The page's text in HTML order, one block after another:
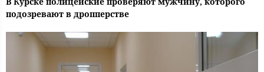
подозревают в дропперстве